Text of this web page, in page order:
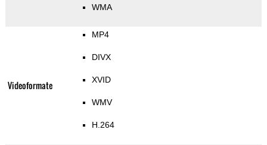
WMA
Videoformate
MP4
DIVX
XVID
WMV
H.264